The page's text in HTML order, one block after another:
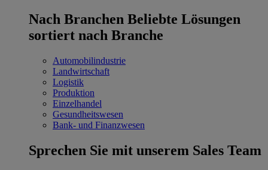
Nach Branchen Beliebte Lösungen
sortiert nach Branche
Automobilindustrie
Landwirtschaft
Logistik
Produktion
Einzelhandel
Gesundheitswesen
Bank- und Finanzwesen
Sprechen Sie mit unserem Sales Team